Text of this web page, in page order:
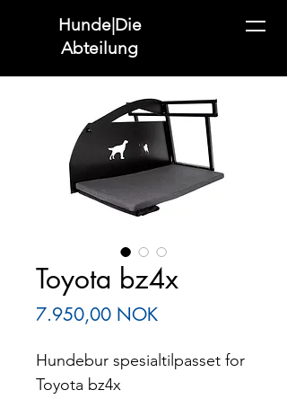
Hunde|Die
Abteilung
Toyota bz4x
7.950,00 NOKPreis
Hundebur spesialtilpasset for
Toyota bz4x